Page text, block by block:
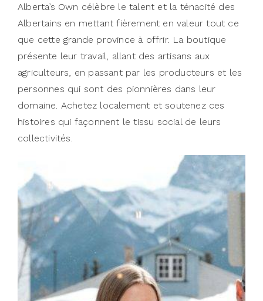
Alberta’s Own célèbre le talent et la ténacité des
Albertains en mettant fièrement en valeur tout ce
que cette grande province à offrir. La boutique
présente leur travail, allant des artisans aux
agriculteurs, en passant par les producteurs et les
personnes qui sont des pionnières dans leur
domaine. Achetez localement et soutenez ces
histoires qui façonnent le tissu social de leurs
collectivités.